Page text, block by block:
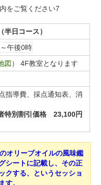
をご覧ください7
（半日コース）
午後0時
図 ） 4F教室となります
指導費、採点通知表、消
特別割引価格 23,100円
オリーブオイルの風味鑑
シートに記載し、その正
クする、というセッショ
す。